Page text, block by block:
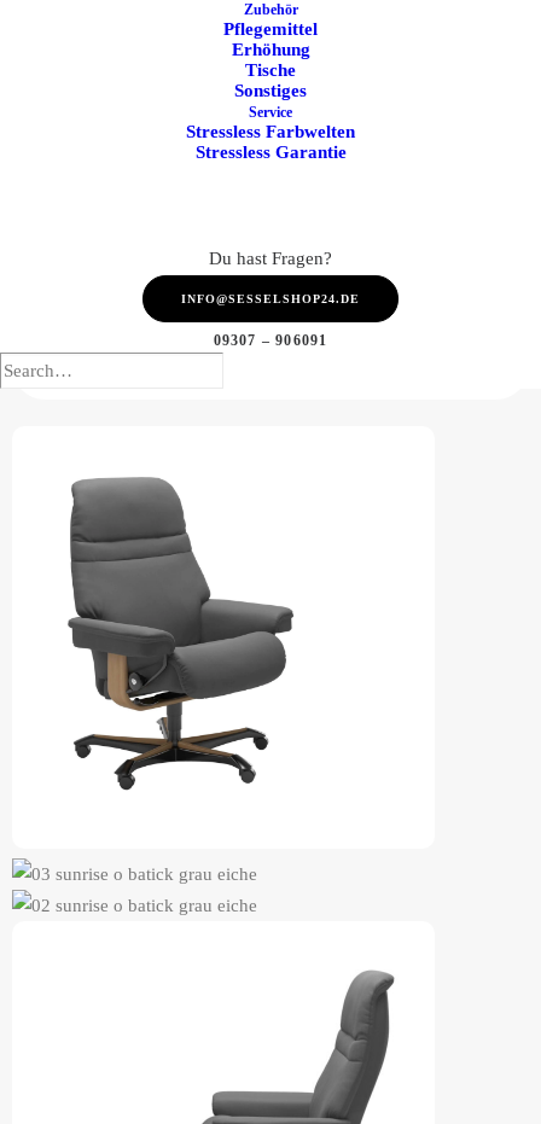
Zubehör
Pflegemittel
Erhöhung
Tische
Sonstiges
Service
Stressless Farbwelten
Stressless Garantie
Du hast Fragen?
INFO@SESSELSHOP24.DE
09307 – 906091